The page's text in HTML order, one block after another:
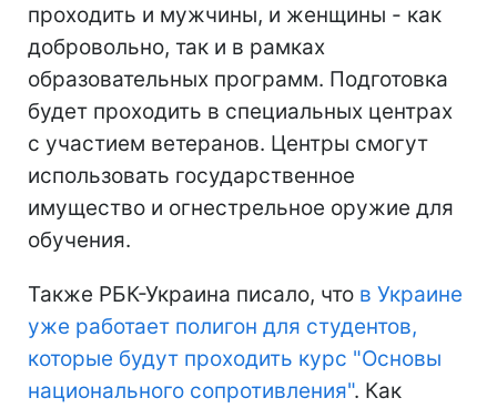
проходить и мужчины, и женщины - как
добровольно, так и в рамках
образовательных программ. Подготовка
будет проходить в специальных центрах
с участием ветеранов. Центры смогут
использовать государственное
имущество и огнестрельное оружие для
обучения.
Также РБК-Украина писало, что в Украине
уже работает полигон для студентов,
которые будут проходить курс "Основы
национального сопротивления". Как